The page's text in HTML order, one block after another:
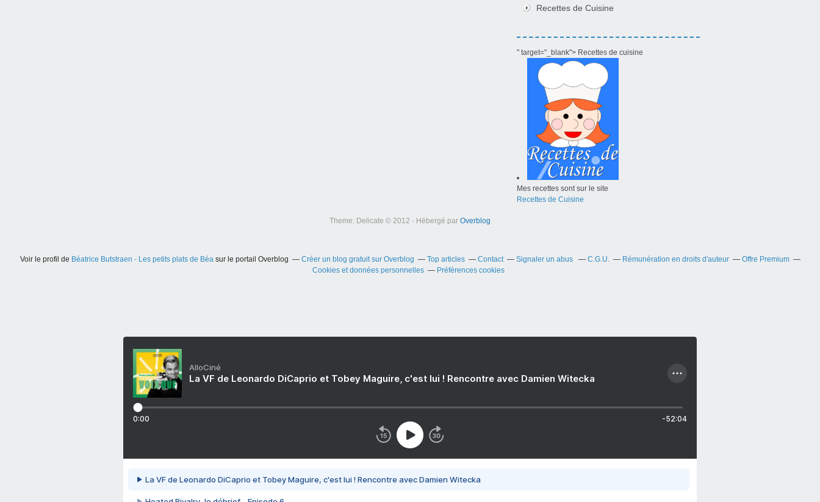
Recettes de Cuisine
" target="_blank"> Recettes de cuisine
Mes recettes sont sur le site
Recettes de Cuisine
Theme: Delicate © 2012 - Hébergé par Overblog
Voir le profil de Béatrice Butstraen - Les petits plats de Béasur le portail Overblog Créer un blog gratuit sur Overblog Top articles Contact Signaler un abus C.G.U. Rémunération en droits d'auteur
Offre Premium
Cookies et données personnelles
Préférences cookies
AlloCiné
La VF de Leonardo DiCaprio et Tobey Maguire, c'est lui ! Rencontre avec Damien Witecka
0:00 -52:04
La VF de Leonardo DiCaprio et Tobey Maguire, c'est lui ! Rencontre avec Damien Witecka